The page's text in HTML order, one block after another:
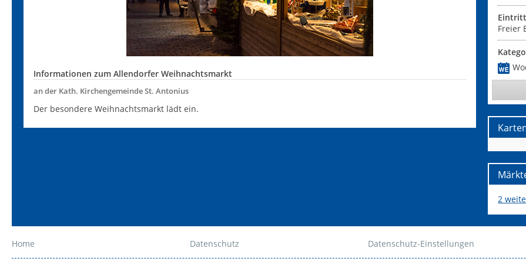
Informationen zum Allendorfer Weihnachtsmarkt
an der Kath. Kirchengemeinde St. Antonius
Der besondere Weihnachtsmarkt lädt ein.
Freier
2
Home Datenschutz Datenschutz-Einstellungen